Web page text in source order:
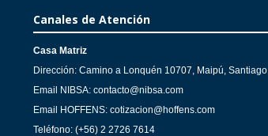
Canales de Atención
Casa Matriz
Dirección: Camino a Lonquén 10707, Maipú, Santiago
Email NIBSA: contacto@nibsa.com
Email HOFFENS: cotizacion@hoffens.com
Teléfono: (+56) 2 2726 7614